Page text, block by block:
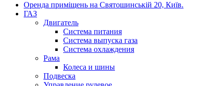
Оренда приміщень на Святошинській 20, Київ.
ГАЗ
Двигатель
Система питания
Система выпуска газа
Система охлаждения
Рама
Колеса и шины
Подвеска